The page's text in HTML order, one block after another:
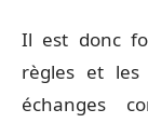
Il est donc
règles et les
échanges